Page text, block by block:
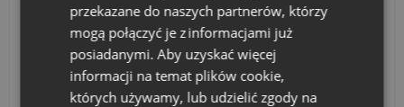
Kalendarze adwentowe Torby bawełniane
przekazane do naszych partnerów, którzy
mogą połączyć je z informacjami już
posiadanymi. Aby uzyskać więcej
informacji na temat plików cookie,
których używamy, lub udzielić zgody na